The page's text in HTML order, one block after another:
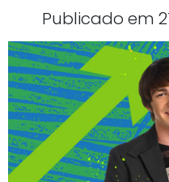
Publicado em